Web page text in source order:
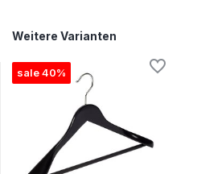
Weitere Varianten
sale 40%